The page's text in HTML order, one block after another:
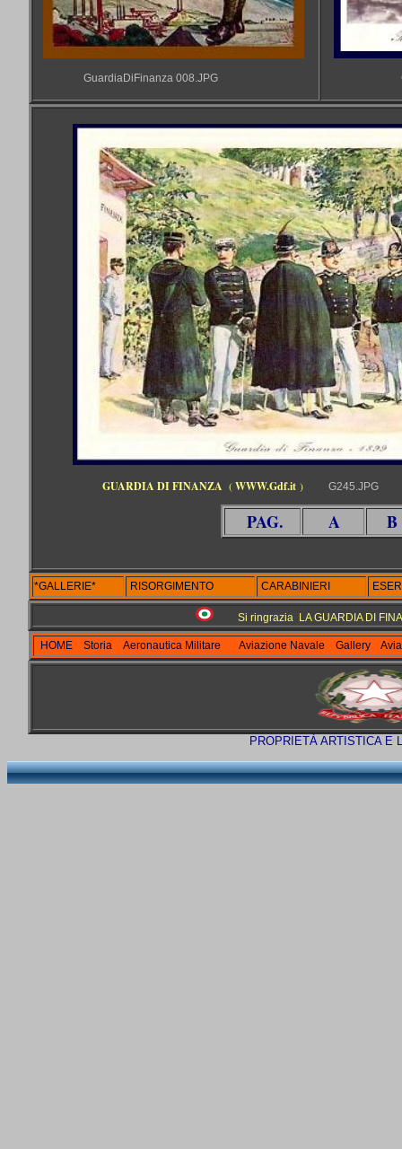
GuardiaDiFinanza 008.JPG
GUARDIA DI FINANZA (WWW.Gdf.it ) G245.JPG
PAG. A B
*GALLERIE* RISORGIMENTO CARABINIERI
Si ringrazia LA GUARDIA DI
HOME Storia Aeronautica Militare Aviazione Navale Gallery
PROPRIETÀ ARTISTICA E